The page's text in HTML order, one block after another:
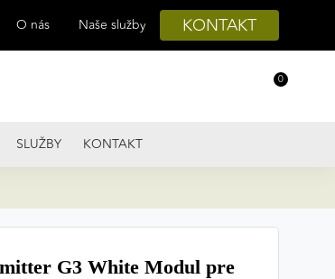
O nás Naše služby KONTAKT
0
SLUŽBY KONTAKT
G3 White Modul pre